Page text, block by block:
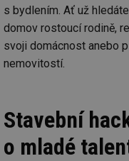
s bydlením. Ať už
domov rostoucí rodině,
svoji domácnost anebo
nemovitostí.
Stavební
o mladé